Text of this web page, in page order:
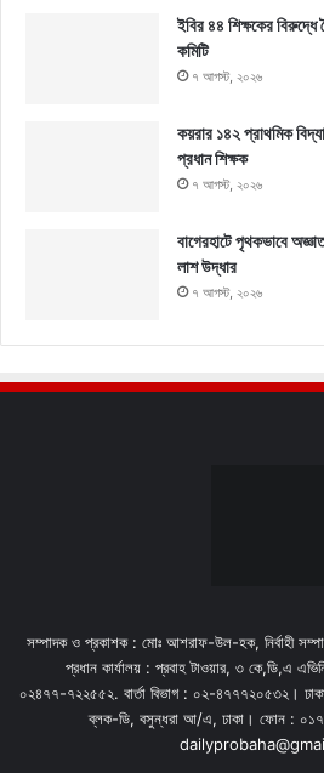
ইবির ৪৪ শিক্ষকের
কমিটি
৭ আগস্ট, ২০২৬
কয়রার ১৪২ প্রাথমিক
প্রধান শিক্ষক
৭ আগস্ট, ২০২৬
বাগেরহাটে পৃথকভাবে
লাশ উদ্ধার
৭ আগস্ট, ২০২৬
সম্পাদক ও প্রকাশক : মোঃ আশরাফ-উল-হক, নির্বাহী
প্রধান কার্যালয় : প্রবাহ টাওয়ার, ৩ কে,ডি,এ
০২৪৭৭-৭২২৫৫২. বার্তা বিভাগ : ০২-৪৭৭৭২০৫৩২।
ব্লক-ডি, বসুন্ধরা আ/এ, ঢাকা। ফোন :